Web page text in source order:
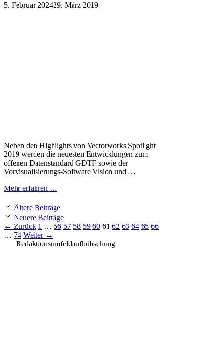
5. Februar 202429. März 2019
Neben den Highlights von Vectorworks Spotlight
2019 werden die neuesten Entwicklungen zum
offenen Datenstandard GDTF sowie der
Vorvisualisierungs-Software Vision und …
Mehr erfahren …
Ältere Beiträge
Neuere Beiträge
← Zurück Seite
1 … Seite
56 Seite
57 Seite
58 Seite
59 Seite
60 Seite
61 Seite
62 Seite
63 Seite
64 Seite
65 Seite
66
… Seite
74 Weiter →
Redaktionsumfeldaufhübschung